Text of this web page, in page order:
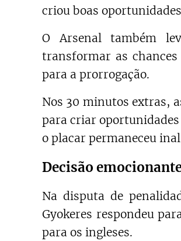
criou boas
O Arsenal também
transformar as
para a prorrogação.
Nos 30 minutos extras,
para criar oportunidades
o placar permaneceu
Decisão
Na disputa de
Gyokeres respondeu
para os ingleses.